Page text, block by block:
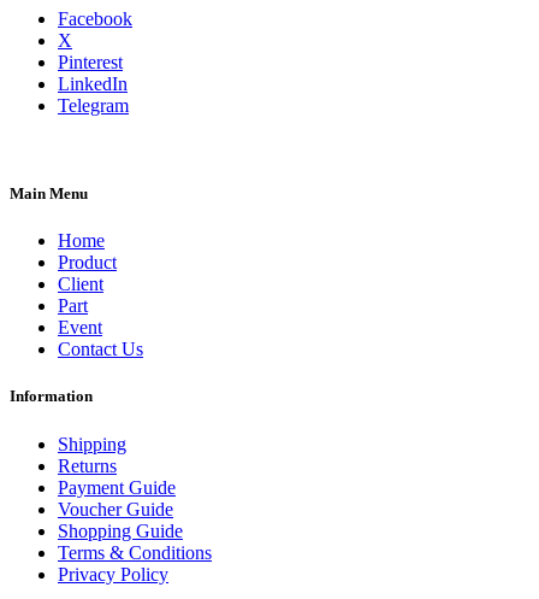
Facebook
X
Pinterest
LinkedIn
Telegram
Main Menu
Home
Product
Client
Part
Event
Contact Us
Information
Shipping
Returns
Payment Guide
Voucher Guide
Shopping Guide
Terms & Conditions
Privacy Policy